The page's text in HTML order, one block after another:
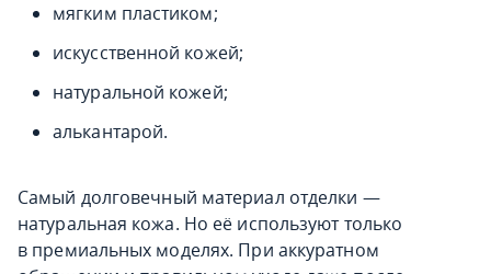
мягким пластиком;
искусственной кожей;
натуральной кожей;
алькантарой.
Самый долговечный материал отделки —
натуральная кожа. Но её используют только
в премиальных моделях. При аккуратном